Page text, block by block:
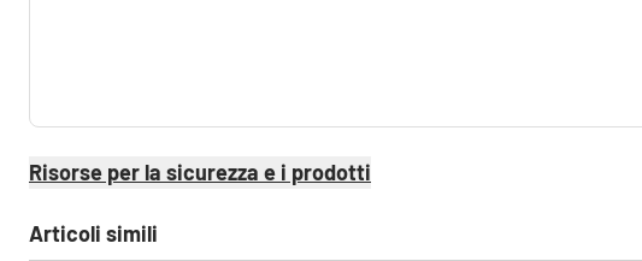
Risorse per la sicurezza e i prodotti
Articoli simili